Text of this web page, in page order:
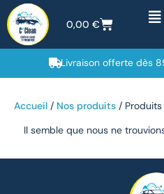
0,00 €
Livraison offerte dès
Accueil / Nos produits / Produits
Il semble que nous ne